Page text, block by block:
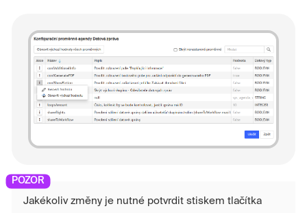
Jakékoliv změny je nutné potvrdit stiskem tlačítka